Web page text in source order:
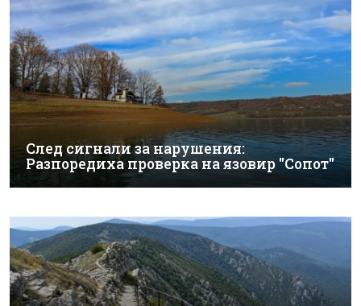
След сигнали за нарушения:
Разпоредиха проверка на язовир "Сопот"